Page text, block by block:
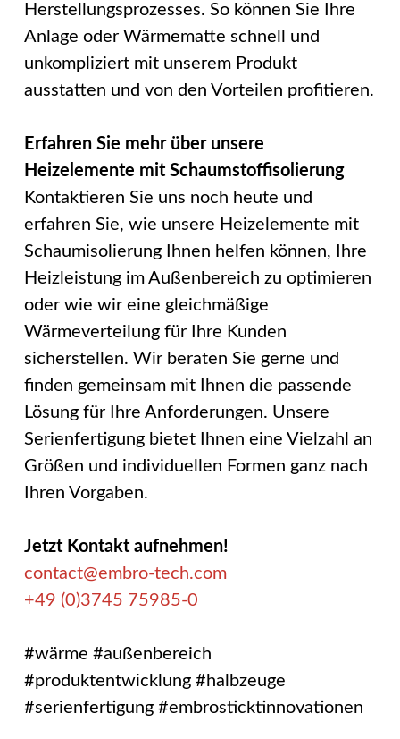
Herstellungsprozesses. So können Sie Ihre
Anlage oder Wärmematte schnell und
unkompliziert mit unserem Produkt
ausstatten und von den Vorteilen profitieren.
Erfahren Sie mehr über unsere
Heizelemente mit Schaumstoffisolierung
Kontaktieren Sie uns noch heute und
erfahren Sie, wie unsere Heizelemente mit
Schaumisolierung Ihnen helfen können, Ihre
Heizleistung im Außenbereich zu optimieren
oder wie wir eine gleichmäßige
Wärmeverteilung für Ihre Kunden
sicherstellen. Wir beraten Sie gerne und
finden gemeinsam mit Ihnen die passende
Lösung für Ihre Anforderungen. Unsere
Serienfertigung bietet Ihnen eine Vielzahl an
Größen und individuellen Formen ganz nach
Ihren Vorgaben.
Jetzt Kontakt aufnehmen!
contact@embro-tech.com
+49 (0)3745 75985-0
#wärme #außenbereich
#produktentwicklung #halbzeuge
#serienfertigung #embrosticktinnovationen